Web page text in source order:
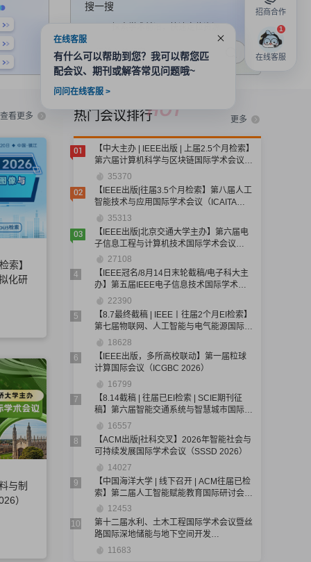
搜一搜
查看更多
索】
化研
与制
）
热门会议排行 更多
1
【中大主办 | IEEE出版 | 上届2.5个月检索】
第六届计算机科学与区块链国际学术会议
（CCSB 2026）
35370
2
【IEEE出版|往届3.5个月检索】第八届人工
智能技术与应用国际学术会议（ICAITA
2026）
35313
3
【IEEE出版|北京交通大学主办】第六届电
子信息工程与计算机技术国际学术会议
（EIECT 2026）
27108
4
【IEEE冠名/8月14日末轮截稿/电子科大主
办】第五届IEEE电子信息技术国际学术会
议（EIT 2026）
22390
5
【8.7最终截稿 | IEEE丨往届2个月EI检索】
第七届物联网、人工智能与电气能源国际学
术会议（IoTAIEE 2026）
18628
6
【IEEE出版，多所高校联动】第一届粒球
计算国际会议（ICGBC 2026）
16799
7
【8.14截稿 | 往届已EI检索 | SCIE期刊征
稿】第六届智能交通系统与智慧城市国际学
术会议（ITSSC 2026）
16557
8
【ACM出版|社科交叉】2026年智能社会与
可持续发展国际学术会议（SSSD 2026）
14027
9
【中国海洋大学 | 线下召开 | ACM往届已检
索】第二届人工智能赋能教育国际研讨会
(AIEE 2026)
12453
10
第十二届水利、土木工程国际学术会议暨丝
路国际深地储能与地下空间开发
（ICHCE&SRIF 2026）
11683
招商合作
在线客服
在线客服
有什么可以帮助到您？我可以帮您匹
配会议、期刊或解答常见问题哦~
问问在线客服 >